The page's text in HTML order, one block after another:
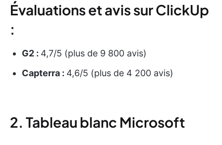
Évaluations et avis sur ClickUp
:
G2 : 4,7/5 (plus de 9 800 avis)
Capterra : 4,6/5 (plus de 4 200 avis)
2. Tableau blanc Microsoft